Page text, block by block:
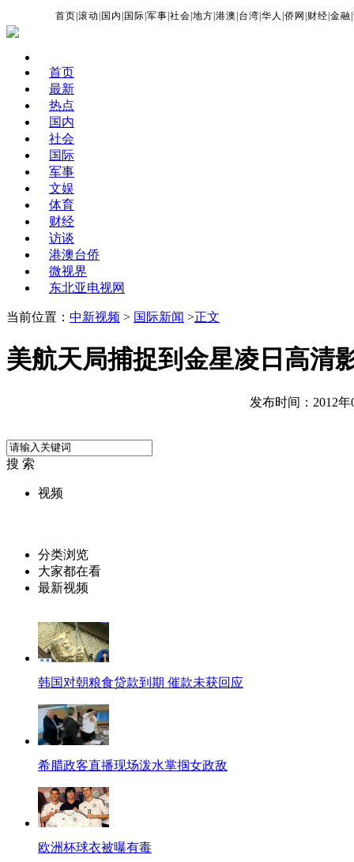
首页 |滚动 国内 国际 |军事 |社会 |地方 |港澳 台湾 |华人 |侨网 财经 |金融 |
首页
最新
热点
国内
社会
国际
军事
文娱
体育
财经
访谈
港澳台侨
微视界
东北亚电视网
当前位置： 中新视频 > 国际新闻 >正文
美航天局捕捉到金星凌日高清
发布时间：2012年
搜 索
视频
分类浏览
大家都在看
最新视频
韩国对朝粮食贷款到期 催款未获回应
希腊政客直播现场泼水掌掴女政敌
欧洲杯球衣被曝有毒